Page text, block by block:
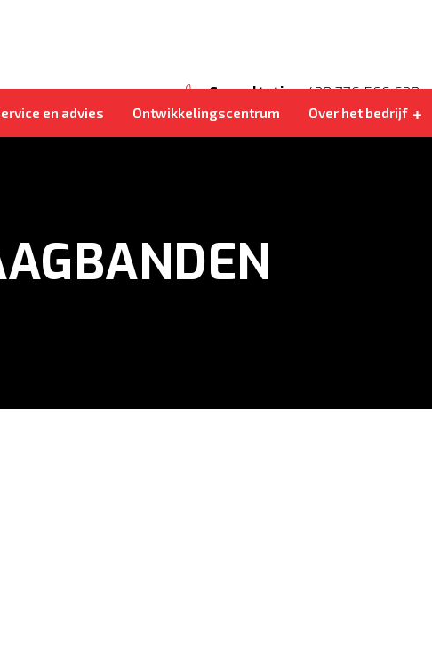
Consultatie +420 776 566 620
en advies Ontwikkelingscentrum Over het bedrijf